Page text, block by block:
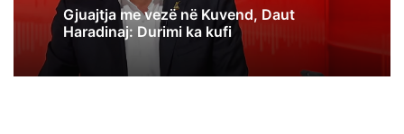
Gjuajtja me vezë në Kuvend, Daut
Haradinaj: Durimi ka kufi